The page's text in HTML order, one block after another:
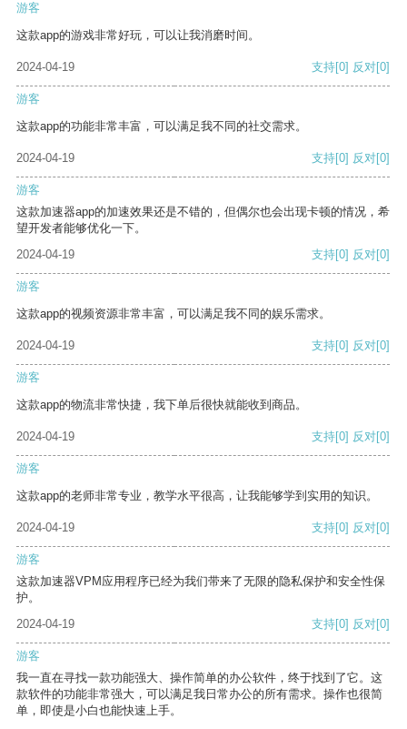
游客
这款app的游戏非常好玩，可以让我消磨时间。
2024-04-19 支持[0] 反对[0]
游客
这款app的功能非常丰富，可以满足我不同的社交需求。
2024-04-19 支持[0] 反对[0]
游客
这款加速器app的加速效果还是不错的，但偶尔也会出现卡顿的情况，希
望开发者能够优化一下。
2024-04-19
支持[0] 反对[0]
游客
这款app的视频资源非常丰富，可以满足我不同的娱乐需求。
2024-04-19 支持[0] 反对[0]
游客
这款app的物流非常快捷，我下单后很快就能收到商品。
2024-04-19 支持[0] 反对[0]
游客
这款app的老师非常专业，教学水平很高，让我能够学到实用的知识。
2024-04-19 支持[0] 反对[0]
游客
这款加速器VPM应用程序已经为我们带来了无限的隐私保护和安全性保
护。
2024-04-19
支持[0] 反对[0]
游客
我一直在寻找一款功能强大、操作简单的办公软件，终于找到了它。这
款软件的功能非常强大，可以满足我日常办公的所有需求。操作也很简
单，即使是小白也能快速上手。